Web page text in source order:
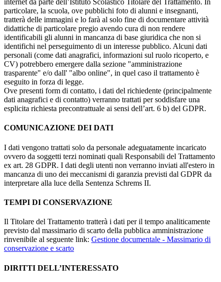
internet da parte dell’Istituto Scolastico Titolare del Trattamento. In
particolare, la scuola, ove pubblichi foto di alunni e insegnanti,
tratterà delle immagini e lo farà al solo fine di documentare attività
didattiche di particolare pregio avendo cura di non rendere
identificabili gli alunni in mancanza di base giuridica che non si
identifichi nel perseguimento di un interesse pubblico. Alcuni dati
personali (come dati anagrafici, informazioni sul ruolo ricoperto, e
CV) potrebbero emergere dalla sezione "amministrazione
trasparente" e/o dall' "albo online", in quel caso il trattamento è
eseguito in forza di legge.
Ove presenti form di contatto, i dati del richiedente (principalmente
dati anagrafici e di contatto) verranno trattati per soddisfare una
esplicita richiesta precontrattuale ai sensi dell’art. 6 b) del GDPR.
COMUNICAZIONE DEI DATI
I dati vengono trattati solo da personale adeguatamente incaricato
ovvero da soggetti terzi nominati quali Responsabili del Trattamento
ex art. 28 GDPR. I dati degli utenti non verranno inviati all'estero in
mancanza di uno dei meccanismi di garanzia previsti dal GDPR da
interpretare alla luce della Sentenza Schrems II.
TEMPI DI CONSERVAZIONE
Il Titolare del Trattamento tratterà i dati per il tempo analiticamente
previsto dal massimario di scarto della pubblica amministrazione
rinvenibile al seguente link: Gestione documentale - Massimario di
conservazione e scarto
DIRITTI DELL’INTERESSATO